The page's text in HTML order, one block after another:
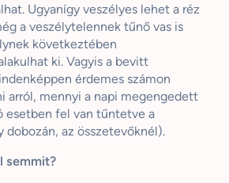
Ugyanígy veszélyes lehet a réz
a veszélytelennek tűnő vas is
következtében
ki. Vagyis a bevitt
érdemes számon
arról, mennyi a napi megengedett
esetben fel van tűntetve a
az összetevőknél).
semmit?